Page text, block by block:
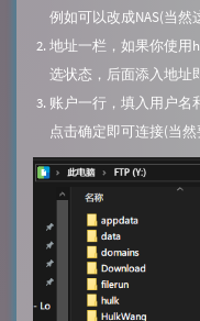
例如可以改成NAS(当然
地址一栏，如果你使用
选状态，后面添入地址
账户一行，填入用户名
点击确定即可连接(当